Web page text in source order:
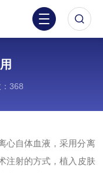
368
自体血液，采用分离
注射的方式，植入皮肤